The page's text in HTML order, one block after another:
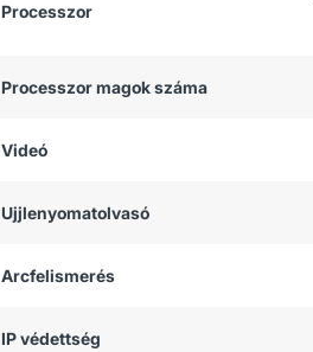
Processzor
Processzor magok száma
Videó
Ujjlenyomatolvasó
Arcfelismerés
IP védettség